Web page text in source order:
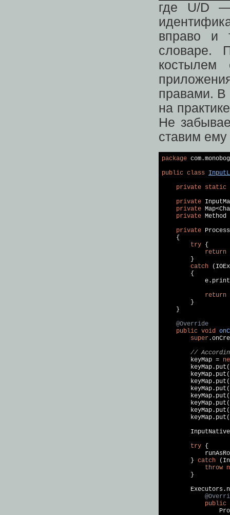
где U/D
вправо и
словаре.
правами. В
на
Не
ставим
package
public class
private static
private
private
private
private
{
try {
return
        }
catch
        {
return
        }
    }
@Override
public void
super
//
        keyMap =
        keyMap.put(
        keyMap.put(
        keyMap.put(
        keyMap.put(
        keyMap.put(
        keyMap.put(
        keyMap.put(
        keyMap.put(
try {
        }
catch
throw
        }
public